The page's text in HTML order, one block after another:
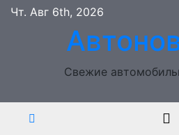
Перейти
содержимому
Чт. Авг 6th, 2026
Свежие